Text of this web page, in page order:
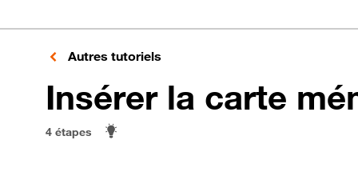
Autres tutoriels
Insérer la carte
4 étapes